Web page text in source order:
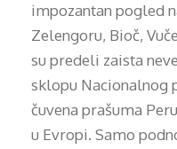
impozantan pogled
Zelengoru, Bioč,
su predeli zaista
sklopu Nacionalnog
čuvena prašuma
u Evropi. Samo